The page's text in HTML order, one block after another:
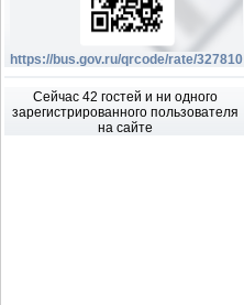
https://bus.gov.ru/qrcode/rate/327810
Сейчас 42 гостей и ни одного
зарегистрированного пользователя
на сайте